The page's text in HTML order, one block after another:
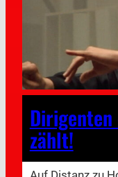
Dirigenten
zählt!